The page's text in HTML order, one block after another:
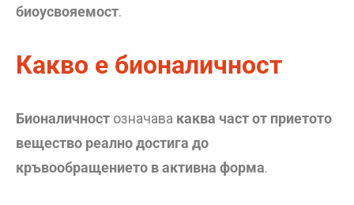
биоусвояемост.
Какво е бионаличност
Бионаличност означава каква част от приетото
вещество реално достига до
кръвообращението в активна форма.